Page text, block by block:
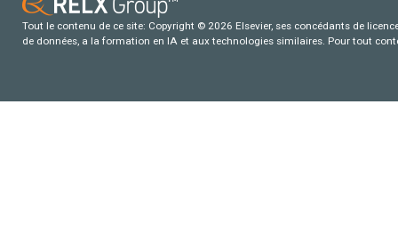
Tout le contenu de ce site: Copyright © 2026 Elsevier, ses concédants de
de données, a la formation en IA et aux technologies similaires. Pour tout